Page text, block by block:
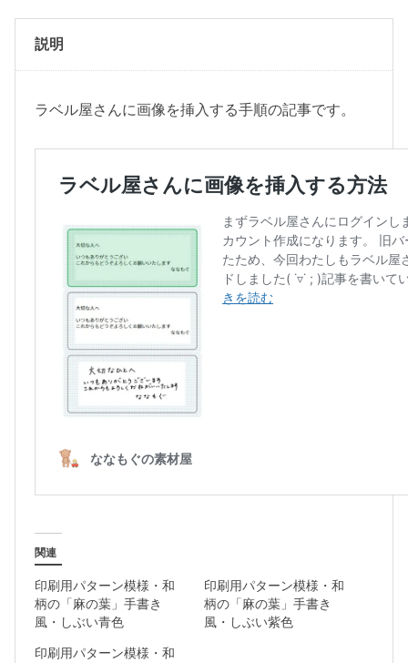
説明
ラベル屋さんに画像を挿入する手順の記事です。
関連
印刷用パターン模様・和
柄の「麻の葉」手書き
風・しぶい青色
印刷用パターン模様・和
柄の「麻の葉」手書き
風・しぶい紫色
印刷用パターン模様・和